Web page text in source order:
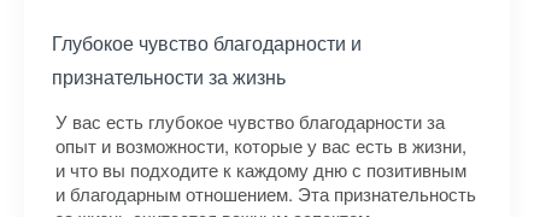
Глубокое чувство благодарности и
признательности за жизнь
У вас есть глубокое чувство благодарности за
опыт и возможности, которые у вас есть в жизни,
и что вы подходите к каждому дню с позитивным
и благодарным отношением. Эта признательность